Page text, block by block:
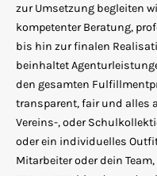
zur Umsetzung begleiten
kompetenter Beratung,
bis hin zur finalen
beinhaltet
den gesamten
transparent, fair und alles
Vereins-, oder
oder ein individuelles
Mitarbeiter oder dein Team,